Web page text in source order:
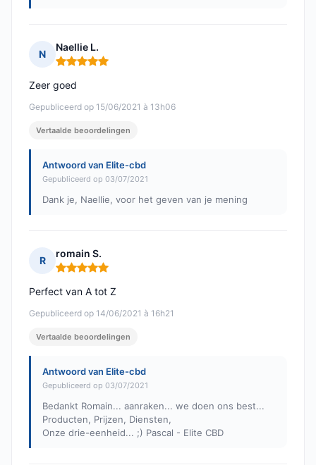
N
Naellie L.
Opmerking: 5 van 5
Gepubliceerd op 15/06/2021 à 13h06
Zeer goed
Vertaalde beoordelingen
Antwoord van Elite-cbd
Gepubliceerd op 03/07/2021
Dank je, Naellie, voor het geven van je mening
R
romain S.
Opmerking: 5 van 5
Gepubliceerd op 14/06/2021 à 16h21
Perfect van A tot Z
Vertaalde beoordelingen
Antwoord van Elite-cbd
Gepubliceerd op 03/07/2021
Bedankt Romain... aanraken... we doen ons best...
Producten, Prijzen, Diensten,
Onze drie-eenheid... ;) Pascal - Elite CBD